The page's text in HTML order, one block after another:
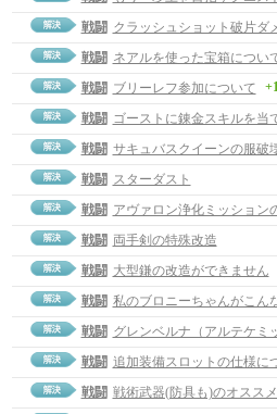
戦闘 クラッシュショット破片ダ
戦闘 ネアルを使った宝箱につい
戦闘 ブリーレフ参加について
戦闘 ゴーストに錬金スキルを当
戦闘 サキュバスクイーンの服破
戦闘 スターダスト
戦闘 アヴァロン浄化ミッション
戦闘 両手剣の特殊改造
戦闘 大型鎌の改造ができません
戦闘 私のブロニーちゃんがこん
戦闘 グレンベルナ（アルテケミ
戦闘 追加装備スロットの仕様に
戦闘 戦術武器(防具も)のオススメ